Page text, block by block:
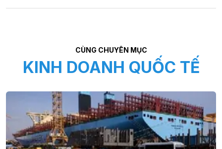
CÙNG CHUYÊN MỤC
KINH DOANH QUỐC TẾ